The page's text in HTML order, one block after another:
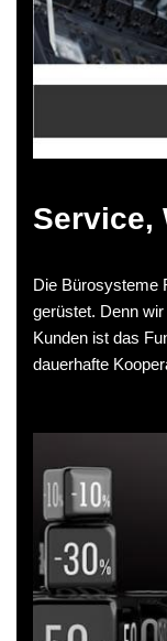
Service,
Die Bürosysteme
gerüstet. Denn
Kunden ist das
dauerhafte